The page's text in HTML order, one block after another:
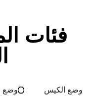
فئات
وضع الكيس
وضع